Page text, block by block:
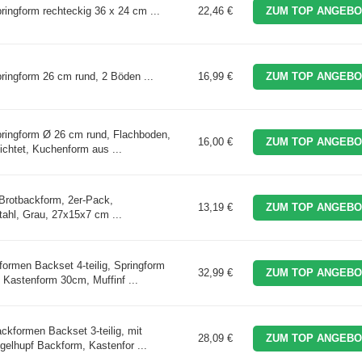
rechteckig 36 x 24 cm ... 22,46 € ZUM TOP
26 cm rund, 2 Böden ... 16,99 € ZUM TOP
Ø 26 cm rund, Flachboden,
Kuchenform aus ...
16,00 € ZUM TOP
2er-Pack,
Grau, 27x15x7 cm ...
13,19 € ZUM TOP
Backset 4-teilig, Springform
Kastenform 30cm, Muffinf ...
32,99 € ZUM TOP
Backset 3-teilig, mit
Backform, Kastenfor ...
28,09 € ZUM TOP